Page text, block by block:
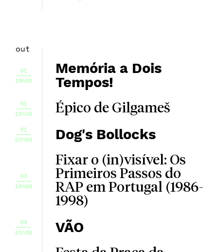
out
01
10h00
Memória a Dois
Tempos!
01
18h30
Épico de Gilgameš
01
22h00
Dog's Bollocks
03
18h00
Fixar o (in)visível: Os
Primeiros Passos do
RAP em Portugal (1986-
1998)
04
21h30
VÃO